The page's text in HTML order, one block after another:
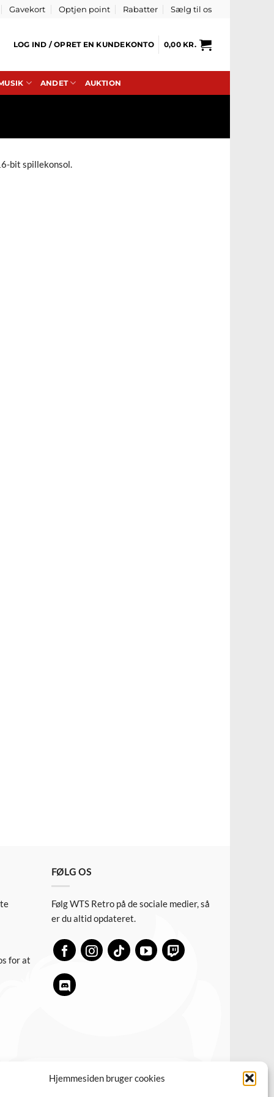
Hjemmesiden bruger cookies
Gavekort Optjen point Rabatter Sælg til os
LOG IND / OPRET EN KUNDEKONTO 0,00 KR.
ANDET AUKTION
bit spillekonsol.
for at
FØLG OS
Følg WTS Retro på de sociale medier, så
er du altid opdateret.